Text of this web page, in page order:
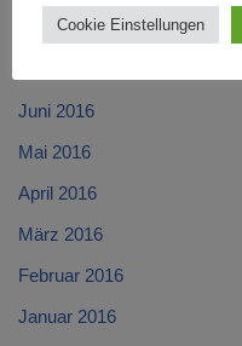
August 2016
Juni 2016
Mai 2016
April 2016
März 2016
Februar 2016
Januar 2016
Cookie Einstellungen